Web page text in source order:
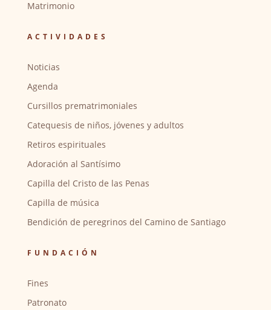
Matrimonio
ACTIVIDADES
Noticias
Agenda
Cursillos prematrimoniales
Catequesis de niños, jóvenes y adultos
Retiros espirituales
Adoración al Santísimo
Capilla del Cristo de las Penas
Capilla de música
Bendición de peregrinos del Camino de Santiago
FUNDACIÓN
Fines
Patronato